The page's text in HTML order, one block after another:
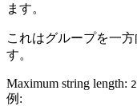
ます。
これはグループを一
す。
Maximum string length:
例 :